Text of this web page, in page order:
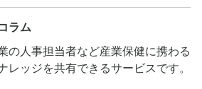
ラム
の人事担当者など産業保健に携わる
レッジを共有できるサービスです。